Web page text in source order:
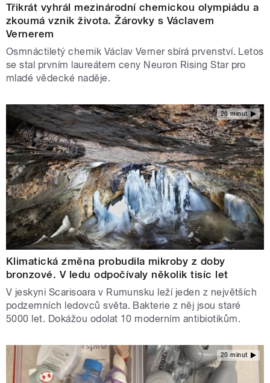
Třikrát vyhrál mezinárodní chemickou olympiádu a
zkoumá vznik života. Žárovky s Václavem
Vernerem
Osmnáctiletý chemik Václav Verner sbírá prvenství. Letos
se stal prvním laureátem ceny Neuron Rising Star pro
mladé vědecké naděje.
26 minut
Klimatická změna probudila mikroby z doby
bronzové. V ledu odpočívaly několik tisíc let
V jeskyni Scarisoara v Rumunsku leží jeden z největších
podzemních ledovců světa. Bakterie z něj jsou staré
5000 let. Dokážou odolat 10 moderním antibiotikům.
20 minut